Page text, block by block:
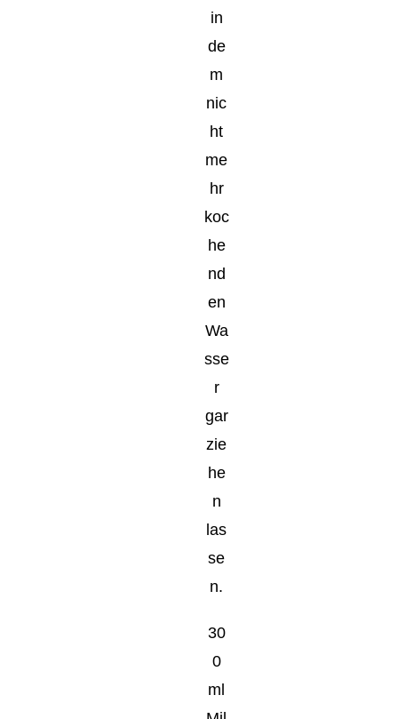
in
de
m
nic
ht
me
hr
koc
he
nd
en
Wa
sse
r
gar
zie
he
n
las
se
n.
30
0
ml